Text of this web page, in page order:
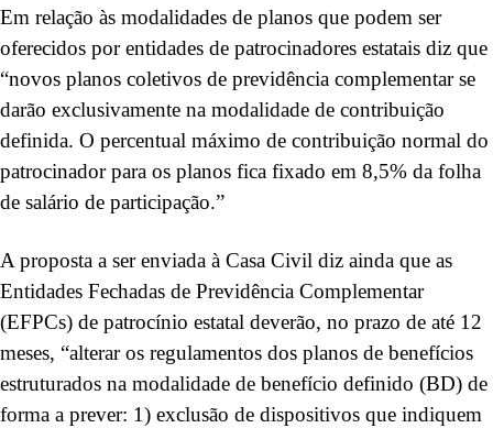
Em relação às modalidades de planos que podem ser
oferecidos por entidades de patrocinadores estatais diz que
“novos planos coletivos de previdência complementar se
darão exclusivamente na modalidade de contribuição
definida. O percentual máximo de contribuição normal do
patrocinador para os planos fica fixado em 8,5% da folha
de salário de participação.”
A proposta a ser enviada à Casa Civil diz ainda que as
Entidades Fechadas de Previdência Complementar
(EFPCs) de patrocínio estatal deverão, no prazo de até 12
meses, “alterar os regulamentos dos planos de benefícios
estruturados na modalidade de benefício definido (BD) de
forma a prever: 1) exclusão de dispositivos que indiquem